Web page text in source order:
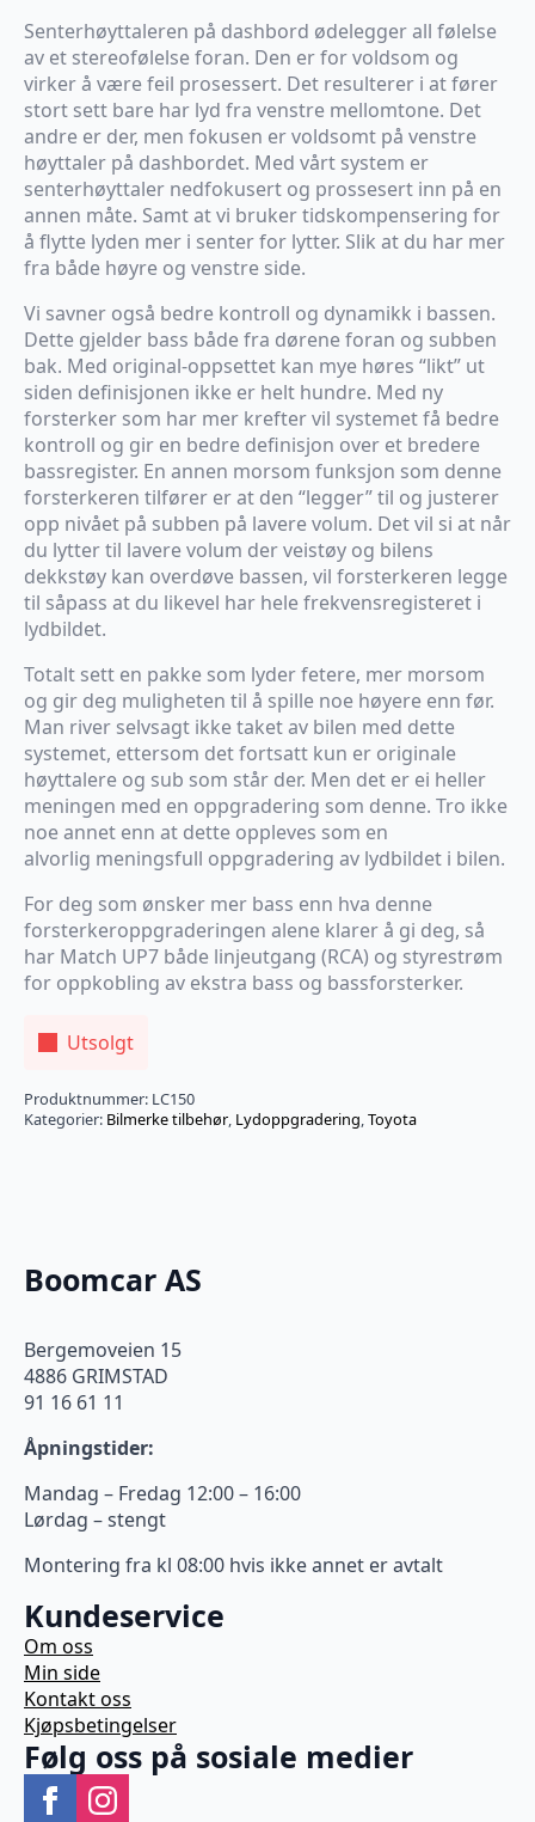
Senterhøyttaleren på dashbord ødelegger all følelse
av et stereofølelse foran. Den er for voldsom og
virker å være feil prosessert. Det resulterer i at fører
stort sett bare har lyd fra venstre mellomtone. Det
andre er der, men fokusen er voldsomt på venstre
høyttaler på dashbordet. Med vårt system er
senterhøyttaler nedfokusert og prossesert inn på en
annen måte. Samt at vi bruker tidskompensering for
å flytte lyden mer i senter for lytter. Slik at du har mer
fra både høyre og venstre side.
Vi savner også bedre kontroll og dynamikk i bassen.
Dette gjelder bass både fra dørene foran og subben
bak. Med original-oppsettet kan mye høres “likt” ut
siden definisjonen ikke er helt hundre. Med ny
forsterker som har mer krefter vil systemet få bedre
kontroll og gir en bedre definisjon over et bredere
bassregister. En annen morsom funksjon som denne
forsterkeren tilfører er at den “legger” til og justerer
opp nivået på subben på lavere volum. Det vil si at når
du lytter til lavere volum der veistøy og bilens
dekkstøy kan overdøve bassen, vil forsterkeren legge
til såpass at du likevel har hele frekvensregisteret i
lydbildet.
Totalt sett en pakke som lyder fetere, mer morsom
og gir deg muligheten til å spille noe høyere enn før.
Man river selvsagt ikke taket av bilen med dette
systemet, ettersom det fortsatt kun er originale
høyttalere og sub som står der. Men det er ei heller
meningen med en oppgradering som denne. Tro ikke
noe annet enn at dette oppleves som en
alvorlig meningsfull oppgradering av lydbildet i bilen.
For deg som ønsker mer bass enn hva denne
forsterkeroppgraderingen alene klarer å gi deg, så
har Match UP7 både linjeutgang (RCA) og styrestrøm
for oppkobling av ekstra bass og bassforsterker.
Utsolgt
Produktnummer: LC150
Kategorier: Bilmerke tilbehør, Lydoppgradering,Toyota
Boomcar AS
Bergemoveien 15
4886 GRIMSTAD
91 16 61 11
Åpningstider:
Mandag – Fredag 12:00 – 16:00
Lørdag – stengt
Montering fra kl 08:00 hvis ikke annet er avtalt
Kundeservice
Om oss
Min side
Kontakt oss
Kjøpsbetingelser
Følg oss på sosiale medier